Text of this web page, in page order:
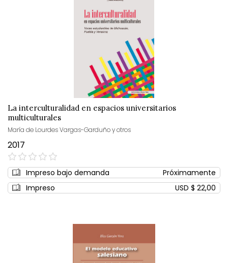
La interculturalidad en espacios universitarios
multiculturales
María de Lourdes Vargas-Garduño y otros
2017
0%
Impreso bajo demanda
Próximamente
Impreso
USD $ 22,00